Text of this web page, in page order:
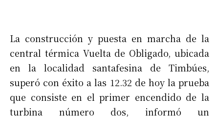
La construcción y puesta en marcha de la
central térmica Vuelta de Obligado, ubicada
en la localidad santafesina de Timbúes,
superó con éxito a las 12.32 de hoy la prueba
que consiste en el primer encendido de la
turbina número dos, informó un